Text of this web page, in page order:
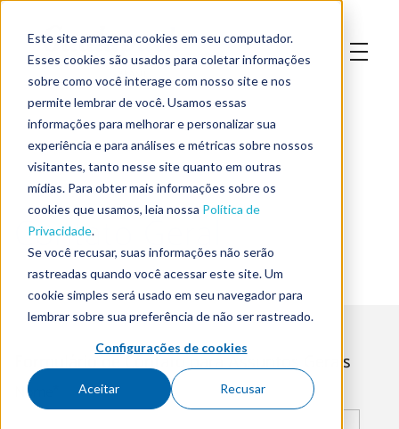
Este site armazena cookies em seu computador.
Esses cookies são usados para coletar informações
sobre como você interage com nosso site e nos
permite lembrar de você. Usamos essas
informações para melhorar e personalizar sua
experiência e para análises e métricas sobre nossos
visitantes, tanto nesse site quanto em outras
mídias. Para obter mais informações sobre os
cookies que usamos, leia nossa Política de
Privacidade.
Se você recusar, suas informações não serão
rastreadas quando você acessar este site. Um
cookie simples será usado em seu navegador para
lembrar sobre sua preferência de não ser rastreado.
Configurações de cookies
Aceitar Recusar
Contato Geral
Formulário de Contato para Assuntos Gerais
Nome